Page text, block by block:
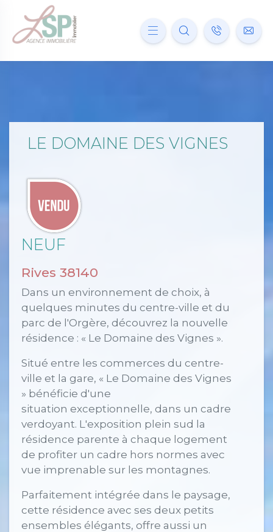
LE DOMAINE DES VIGNES
NEUF
Rives 38140
Dans un environnement de choix, à
quelques minutes du centre-ville et du
parc de l'Orgère, découvrez la nouvelle
résidence : « Le Domaine des Vignes ».
Situé entre les commerces du centre-
ville et la gare, « Le Domaine des Vignes
» bénéficie d'une
situation exceptionnelle, dans un cadre
verdoyant. L'exposition plein sud la
résidence parente à chaque logement
de profiter un cadre hors normes avec
vue imprenable sur les montagnes.
Parfaitement intégrée dans le paysage,
cette résidence avec ses deux petits
ensembles élégants, offre aussi un